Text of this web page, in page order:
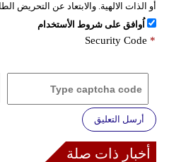
أو الذات الالهية. والابتعاد عن التحريض
اُوافق على شروط الأستخدام
Security Code *
أرسل التعليق
أخبار ذات صلة